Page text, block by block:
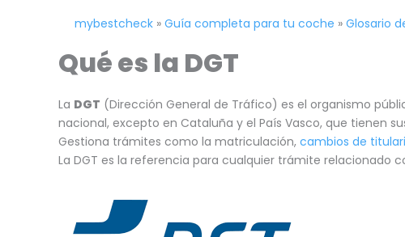
mybestcheck » Guía completa para tu coche » Glosario
Qué es la DGT
La DGT (Dirección General de Tráfico) es el organismo
nacional, excepto en Cataluña y el País Vasco, que tienen
Gestiona trámites como la matriculación, cambios de
La DGT es la referencia para cualquier trámite relacionado